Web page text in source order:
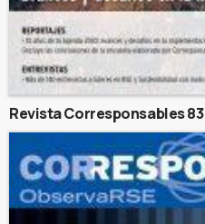
Revista Corresponsables 83